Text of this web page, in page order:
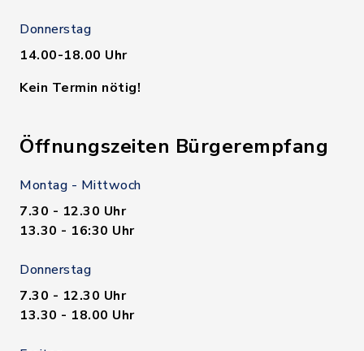
Donnerstag
14.00-18.00 Uhr
Kein Termin nötig!
Öffnungszeiten Bürgerempfang
Montag - Mittwoch
7.30 - 12.30 Uhr
13.30 - 16:30 Uhr
Donnerstag
7.30 - 12.30 Uhr
13.30 - 18.00 Uhr